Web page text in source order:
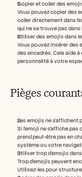
Copier et coller des
Vous pouvez copier des
coller directement dans
qui ne se trouve pas dans
Utiliser des emojis dans
Vous pouvez insérer des
des encadrés. Cela aide
personnalité à votre
Pièges
Les emojis ne s’affichent
Si l’emoji ne s’affiche
prend peut-être pas en
système ou votre
Utiliser trop d’emojis
Trop d’emojis peuvent
Utilisez-les pour